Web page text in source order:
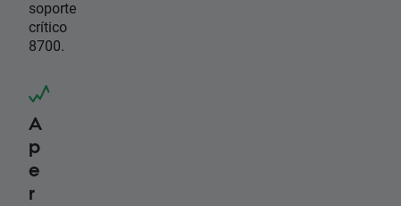
soporte
crítico
8700.
A
p
e
r